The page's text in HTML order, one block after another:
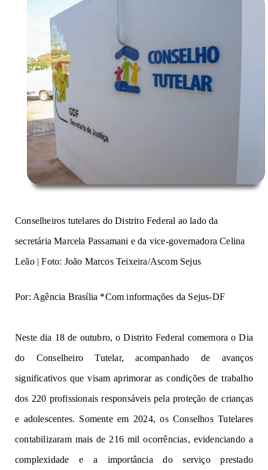
Conselheiros tutelares do Distrito Federal aolado da
secretária Marcela Passamani eda vice-governadora Celina
Leão | Foto: João Marcos Teixeira/Ascom Sejus
Por: Agência Brasília *Com informações da Sejus-DF
Neste dia 18 de outubro,o Distrito Federal comemorao Dia
do
ConselheiroTutelar, acompanhado de avanços
significativos que visam aprimorar as condições de trabalho
dos 220 profissionaisresponsáveis pela proteção de crianças
e adolescentes. Somente em 2024, os Conselhos Tutelares
contabilizaram mais de 216 mil ocorrências, evidenciando a
complexidade e a importânciado serviço prestado